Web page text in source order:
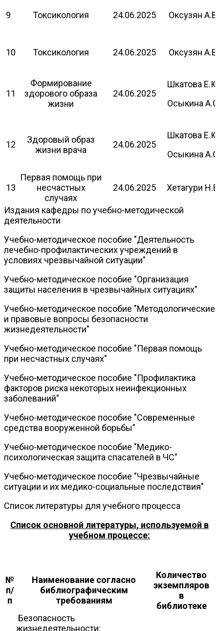
9 Токсикология 24.06.2025 Оксузян А.В.
10 Токсикология 24.06.2025 Оксузян А.В.
11
Формирование
здорового образа
жизни
24.06.2025
Шкатова
Осыкина
12
Здоровый образ
жизни врача
24.06.2025
Шкатова
Осыкина
13
Первая помощь при
несчастных
случаях
24.06.2025 Хетагури
Издания кафедры по учебно-методической
деятельности
Учебно-методическое пособие "Деятельность
лечебно-профилактических учреждений в
условиях чрезвычайной ситуации"
Учебно-методическое пособие "Организация
защиты населения в чрезвычайных ситуациях"
Учебно-методическое пособие "Методологические
и правовые вопросы безопасности
жизнедеятельности"
Учебно-методическое пособие "Первая помощь
при несчастных случаях"
Учебно-методическое пособие "Профилактика
факторов риска некоторых неинфекционных
заболеваний"
Учебно-методическое пособие "Современные
средства вооруженной борьбы"
Учебно-методическое пособие "Медико-
психологическая защита спасателей в ЧС"
Учебно-методическое пособие "Чрезвычайные
ситуации и их медико-социальные последствия"
Список литературы для учебного процесса
Список основной литературы, используемой в
учебном процессе:
№
п/
п
Наименование согласно
библиографическим
требованиям
Количество
экземпляров
в
библиотеке
Безопасность
жизнедеятельности: